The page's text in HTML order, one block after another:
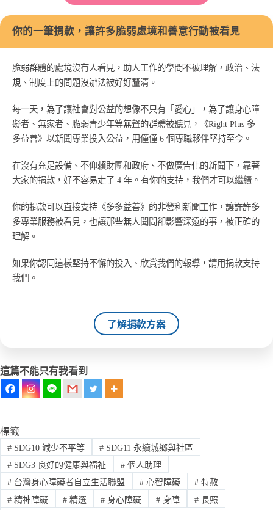
你的一筆捐款，讓許多脆弱處境和善意行動被看見
脆弱群體的處境沒有人看見，助人工作的學問不被理解，政治、法
規、制度上的問題沒辦法被好好釐清。
每一天，為了讓社會對公益的想像不只有「愛心」，為了讓身心障
礙者、無家者、脆弱青少年等無聲的群體被聽見，《Right Plus 多
多益善》以新聞專業投入公益，用僅僅 6 個專職夥伴堅持至今。
在沒有充足設備、不仰賴財團和政府、不做廣告化的新聞下，靠著
大家的捐款，好不容易走了 4 年。有你的支持，我們才可以繼續。
你的捐款可以直接支持《多多益善》的非營利新聞工作，讓許許多
多專業服務被看見，也讓那些無人聞問卻影響深遠的事，被正確的
理解。
如果你認同這樣堅持不懈的投入、欣賞我們的報導，請用捐款支持
我們。
了解捐款方案
這篇不能只有我看到
標籤
#SDG10 減少不平等 #SDG11 永續城鄉與社區
#SDG3 良好的健康與福祉 #個人助理
#台灣身心障礙者自立生活聯盟 #心智障礙 # 特赦
#精神障礙 #精選 # 身心障礙 # 身障 # 長照